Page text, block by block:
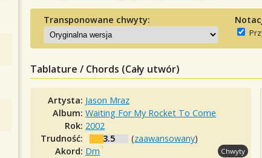
Transponowane chwyty:
Tablature / Chords (Cały utwór)
Artysta: Jason Mraz
Album:Waiting For My Rocket To Come
Rok: 2002
Trudność:
3.5 (zaawansowany)
Akord: Dm Chwyty